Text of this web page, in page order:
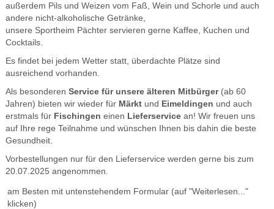
außerdem Pils und Weizen vom Faß, Wein und Schorle und auch
andere nicht-alkoholische Getränke,
unsere Sportheim Pächter servieren gerne Kaffee, Kuchen und
Cocktails.
Es findet bei jedem Wetter statt, überdachte Plätze sind
ausreichend vorhanden.
Als besonderen Service für unsere älteren Mitbürger(ab 60
Jahren) bieten wir wieder für Märktund Eimeldingen und auch
erstmals für Fischingen einen Lieferservicean! Wir freuen uns
auf Ihre rege Teilnahme und wünschen Ihnen bis dahin die beste
Gesundheit.
Vorbestellungen nur für den Lieferservice werden gerne bis zum
20.07.2025 angenommen.
am Besten mit untenstehendem Formular (auf "Weiterlesen..."
klicken)